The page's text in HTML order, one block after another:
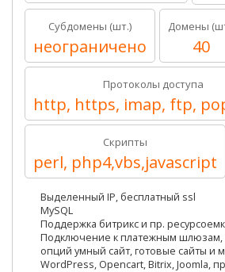
Субдомены (шт.)
неограничено
Домены
40
Протоколы доступа
http, https, imap, ftp,
Скрипты
perl, php4,vbs,javascript
Выделенный IP, бесплатный ssl
MySQL
Поддержка битрикс и пр.
Подключение к платежным
опций умный сайт, готовые сайты и
WordPress, Opencart, Bitrix, Joomla,